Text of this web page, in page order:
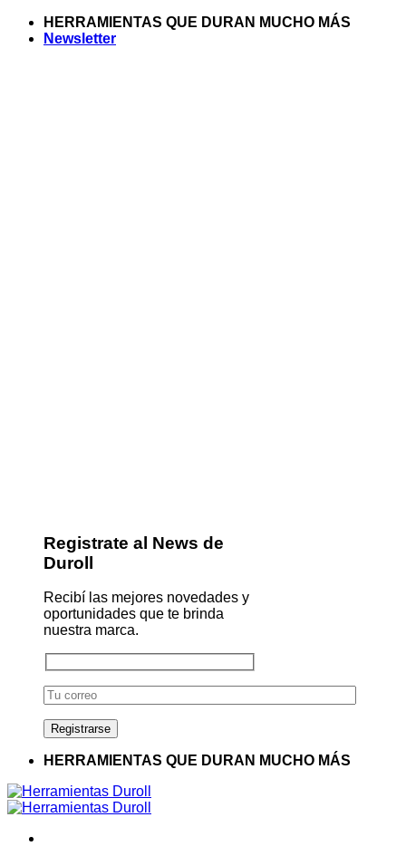
Saltar
HERRAMIENTAS QUE DURAN MUCHO MÁS
Newsletter
Registrate al News de
Duroll
Recibí las mejores novedades y
oportunidades que te brinda
nuestra marca.
HERRAMIENTAS QUE DURAN MUCHO MÁS